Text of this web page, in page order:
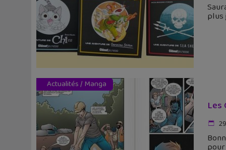
plus
Actualités/ Manga
Les